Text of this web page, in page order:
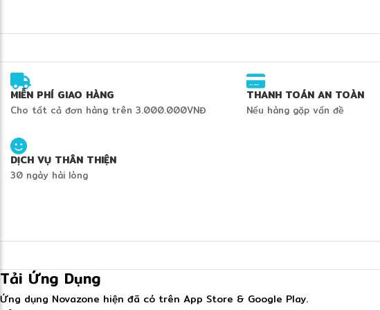
MIỄN PHÍ GIAO HÀNG
Cho tất cả đơn hàng trên 3.000.000VNĐ
THANH TOÁN AN TOÀN
Nếu hàng gặp vấn đề
DỊCH VỤ THÂN THIỆN
30 ngày hài lòng
Tải Ứng Dụng
Ứng dụng Novazone hiện đã có trên App Store & Google Play.